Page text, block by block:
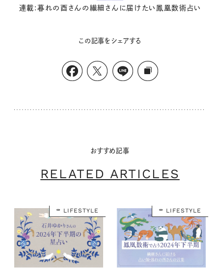
連載:暮れの酉さんの繊細さんに届けたい鳳凰数術占い
この記事をシェアする
おすすめ記事
RELATED ARTICLES
LIFESTYLE LIFESTYLE